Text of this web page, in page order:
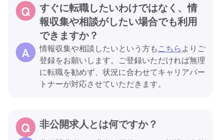
すぐに転職したいわけではなく、情
報収集や相談がしたい場合でも利用
できますか？
情報収集や相談したいという方もこちらよりご
登録をお願いします。ご登録いただければ無理
に転職を勧めず、状況に合わせてキャリアパー
トナーが対応させていただきます。
非公開求人とは何ですか？